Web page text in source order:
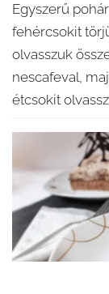
Egyszerű
fehércsokit
olvasszuk
nescafeval,
étcsokit